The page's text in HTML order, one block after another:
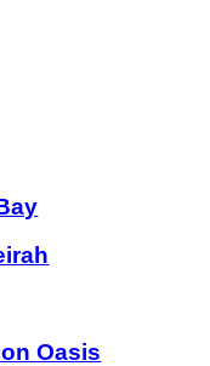
Oasis